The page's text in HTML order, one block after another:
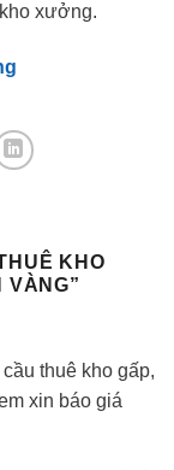
xưởng.
KHO
VÀNG”
thuê kho gấp,
xin báo giá